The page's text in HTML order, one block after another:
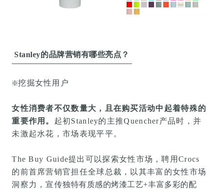
Stanley的品牌营销有哪些亮点？
❇️挖掘女性用户
女性消费者不仅数量大，且在购买活动中起着特殊的
重要作用。 起初Stanley的主推Quencher产品时，并
未激起水花，市场表现平平。
The Buy Guide提出可以探索女性市场，聘用Crocs
的前首席营销官担任全球总裁，以其丰富的女性市场
洞察力，宣传独特有质感的烤漆工艺+丰富多彩的配